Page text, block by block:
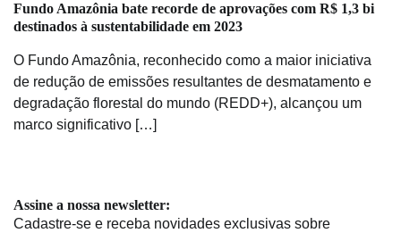
Fundo Amazônia bate recorde de aprovações com R$ 1,3 bi
destinados à sustentabilidade em 2023
O Fundo Amazônia, reconhecido como a maior iniciativa
de redução de emissões resultantes de desmatamento e
degradação florestal do mundo (REDD+), alcançou um
marco significativo […]
Assine a nossa newsletter:
Cadastre-se e receba novidades exclusivas sobre